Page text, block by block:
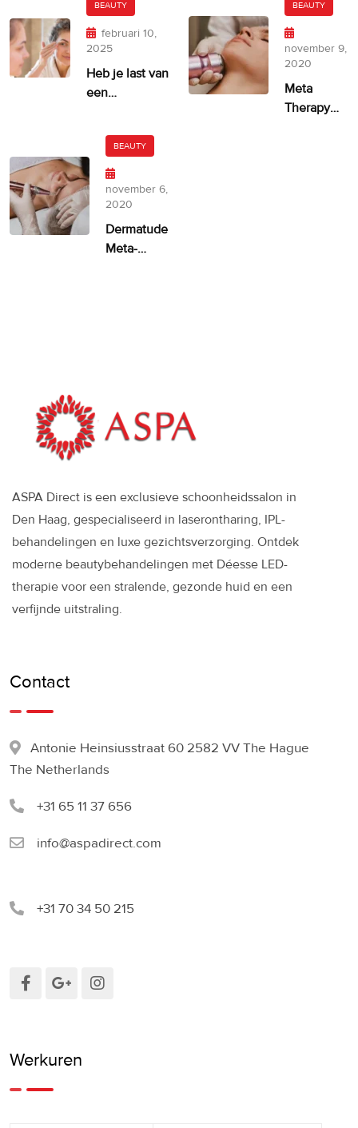
BEAUTY
februari 10,
2025
Heb je last van
een
huidskleur?
BEAUTY
november 9,
2020
Meta
Therapy
BEAUTY
november 6,
2020
Dermatude
Meta-
ASPA Direct is een exclusieve schoonheidssalon in
Den Haag, gespecialiseerd in laserontharing, IPL-
behandelingen en luxe gezichtsverzorging. Ontdek
moderne beautybehandelingen met Déesse LED-
therapie voor een stralende, gezonde huid en een
verfijnde uitstraling.
Contact
Antonie Heinsiusstraat 60 2582 VV The Hague
The Netherlands
+31 65 11 37 656
info@aspadirect.com
+31 70 34 50 215
Werkuren